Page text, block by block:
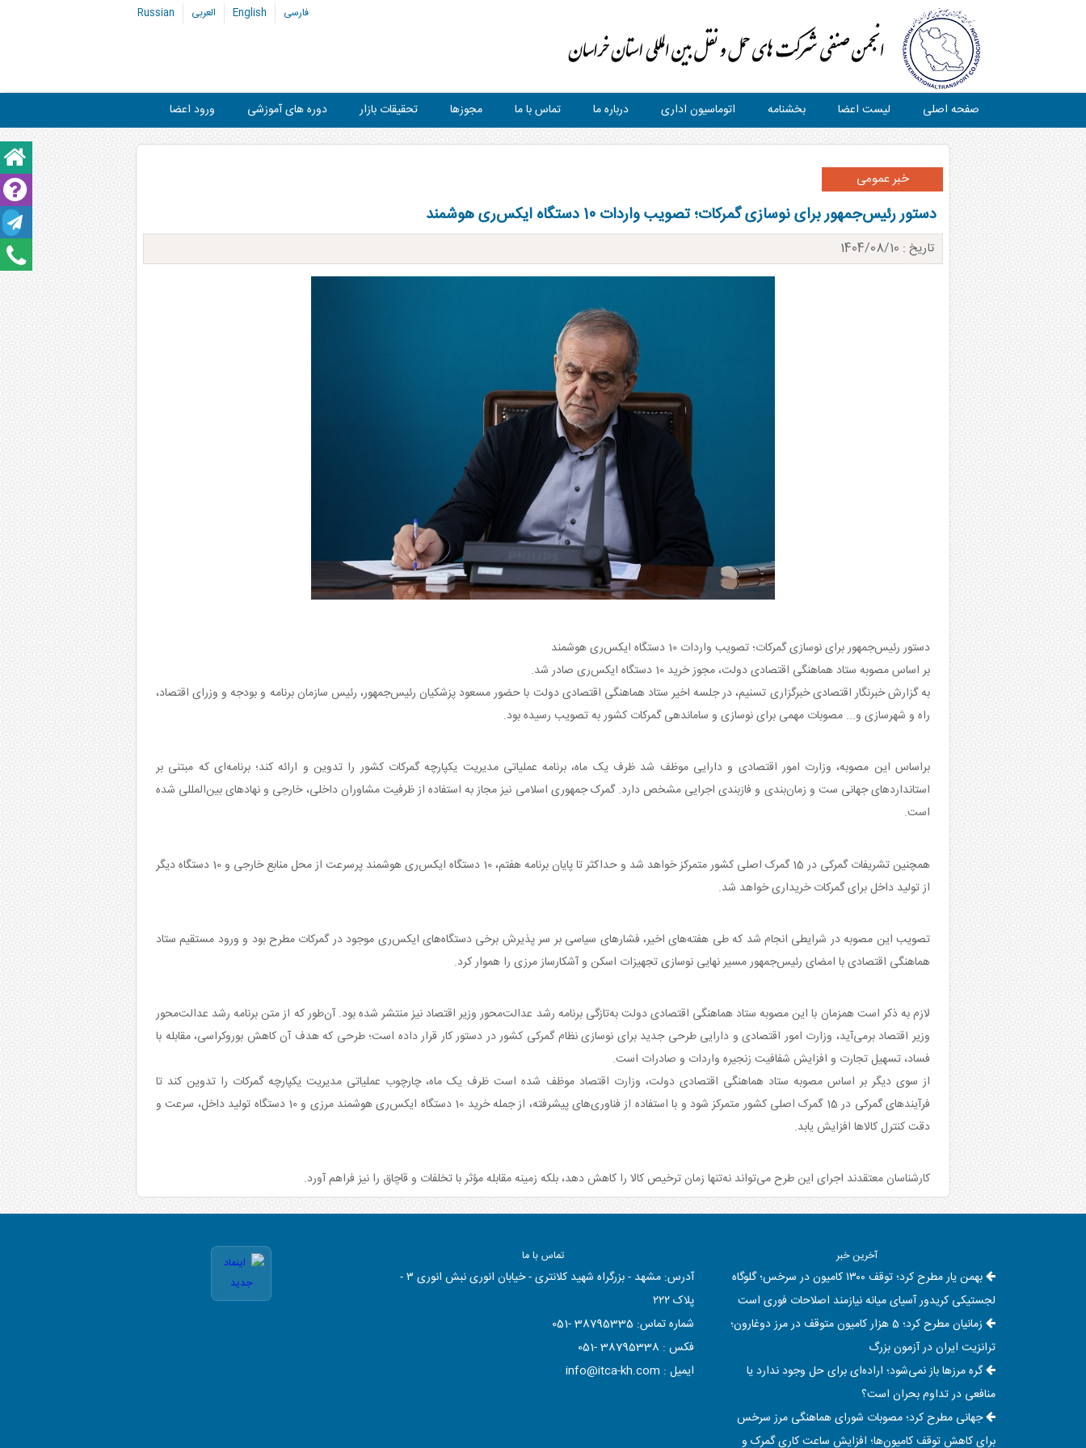
فارسی English العربی Russian
صفحه اصلی لیست اعضا بخشنامه اتوماسیون اداری درباره ما تماس با ما مجوزها تحقیقات بازار دوره های آموزشی ورود اعضا
خبر عمومی
دستور رئیس‌جمهور برای نوسازی گمرکات؛ تصویب واردات 10 دستگاه ایکس‌ری هوشمند
تاریخ : 1404/08/10
دستور رئیس‌جمهور برای نوسازی گمرکات؛ تصویب واردات 10 دستگاه ایکس‌ری هوشمند
بر اساس مصوبه ستاد هماهنگی اقتصادی دولت، مجوز خرید 10 دستگاه ایکس‌ری صادر شد.
به گزارش خبرنگار اقتصادی خبرگزاری تسنیم، در جلسه اخیر ستاد هماهنگی اقتصادی دولت با حضور مسعود پزشکیان رئیس‌جمهور، رئیس سازمان برنامه و بودجه و وزرای اقتصاد،
راه و شهرسازی و... مصوبات مهمی برای نوسازی و ساماندهی گمرکات کشور به تصویب رسیده بود.
براساس این مصوبه، وزارت امور اقتصادی و دارایی موظف شد ظرف یک ماه، برنامه عملیاتی مدیریت یکپارچه گمرکات کشور را تدوین و ارائه کند؛ برنامه‌ای که مبتنی بر
استانداردهای جهانی ست و زمان‌بندی و فازبندی اجرایی مشخص دارد. گمرک جمهوری اسلامی نیز مجاز به استفاده از ظرفیت مشاوران داخلی، خارجی و نهادهای بین‌المللی شده
است.
همچنین تشریفات گمرکی در 15 گمرک اصلی کشور متمرکز خواهد شد و حداکثر تا پایان برنامه هفتم، 10 دستگاه ایکس‌ری هوشمند پرسرعت از محل منابع خارجی و 10 دستگاه دیگر
از تولید داخل برای گمرکات خریداری خواهد شد.
تصویب این مصوبه در شرایطی انجام شد که طی هفته‌های اخیر، فشارهای سیاسی بر سر پذیرش برخی دستگاه‌های ایکس‌ری موجود در گمرکات مطرح بود و ورود مستقیم ستاد
هماهنگی اقتصادی با امضای رئیس‌جمهور مسیر نهایی نوسازی تجهیزات اسکن و آشکارساز مرزی را هموار کرد.
لازم به ذکر است همزمان با این مصوبه ستاد هماهنگی اقتصادی دولت به‌تازگی برنامه رشد عدالت‌محور وزیر اقتصاد نیز منتشر شده بود. آن‌طور که از متن برنامه رشد عدالت‌محور
وزیر اقتصاد برمی‌آید، وزارت امور اقتصادی و دارایی طرحی جدید برای نوسازی نظام گمرکی کشور در دستور کار قرار داده است؛ طرحی که هدف آن کاهش بوروکراسی، مقابله با
فساد، تسهیل تجارت و افزایش شفافیت زنجیره واردات و صادرات است.
از سوی دیگر بر اساس مصوبه ستاد هماهنگی اقتصادی دولت، وزارت اقتصاد موظف شده است ظرف یک ماه، چارچوب عملیاتی مدیریت یکپارچه گمرکات را تدوین کند تا
فرآیندهای گمرکی در 15 گمرک اصلی کشور متمرکز شود و با استفاده از فناوری‌های پیشرفته، از جمله خرید 10 دستگاه ایکس‌ری هوشمند مرزی و 10 دستگاه تولید داخل، سرعت و
دقت کنترل کالاها افزایش یابد.
کارشناسان معتقدند اجرای این طرح می‌تواند نه‌تنها زمان ترخیص کالا را کاهش دهد، بلکه زمینه مقابله مؤثر با تخلفات و قاچاق را نیز فراهم آورد.
آخرین خبر
بهمن یار مطرح کرد؛ توقف ۱۳۰۰ کامیون در سرخس؛ گلوگاه
لجستیکی کریدور آسیای میانه نیازمند اصلاحات فوری است
زمانیان مطرح کرد؛ 5 هزار کامیون متوقف در مرز دوغارون؛
ترانزیت ایران در آزمون بزرگ
گره مرزها باز نمی‌شود؛ اراده‌ای برای حل وجود ندارد یا
منافعی در تداوم بحران است؟
جهانی مطرح کرد؛ مصوبات شورای هماهنگی مرز سرخس
برای کاهش توقف کامیون‌ها؛ افزایش ساعت کاری گمرک و
تماس با ما
آدرس: مشهد - بزرگراه شهید کلانتری - خیابان انوری نبش انوری ٣ -
پلاک ٢٢٢
شماره تماس: 38795335 -051
فکس : 38795338 -051
ایمیل : info@itca-kh.com